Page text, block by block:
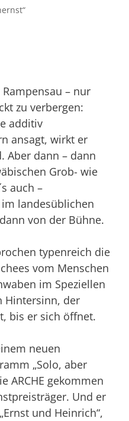
– nur
zu verbergen:
additiv
ansagt, wirkt er
Aber dann – dann
Grob- wie
auch –
landesüblichen
von der Bühne.
typenreich die
vom Menschen
im Speziellen
Hintersinn, der
bis er sich öffnet.
neuen
„Solo, aber
ARCHE gekommen
Und er
und Heinrich“,